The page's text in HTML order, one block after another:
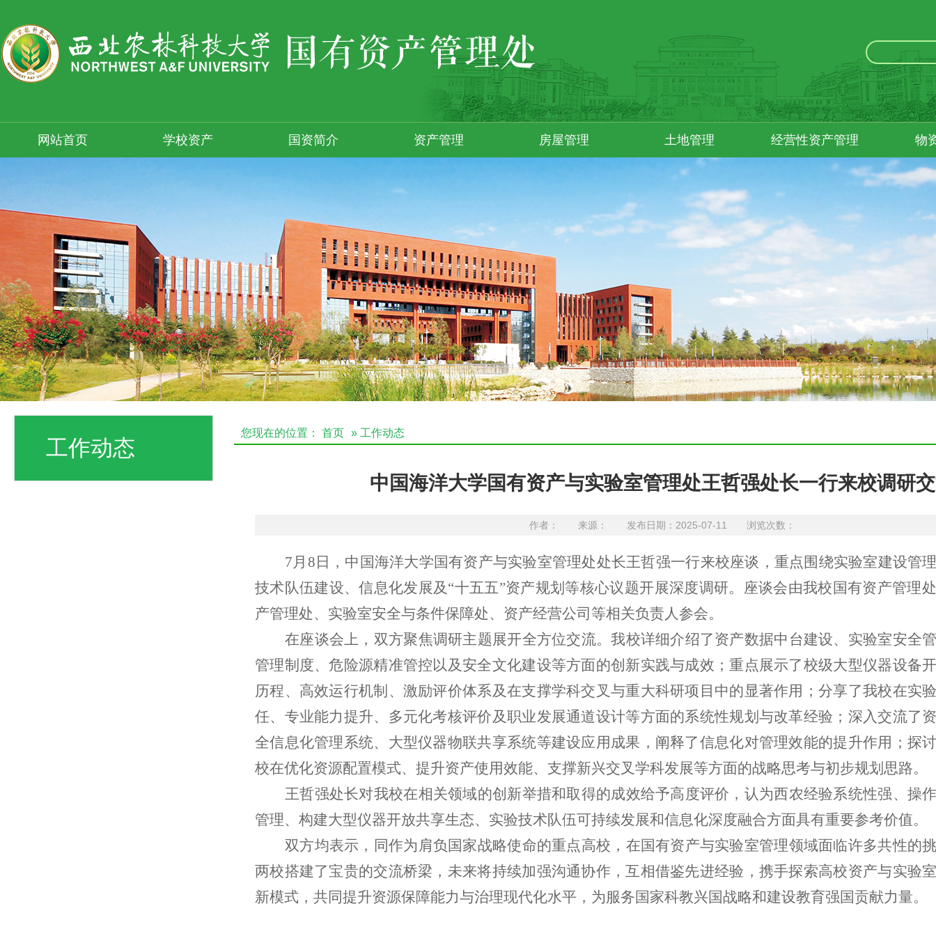
网站首页 学校资产 国资简介 资产管理 房屋管理 土地管理 经营性资产管理 物
工作动态
您现在的位置： 首页 » 工作动态
中国海洋大学国有资产与实验室管理处王哲强处长一行来校调研
作者： 来源： 发布日期：2025-07-11 浏览次数：
7月8日，中国海洋大学国有资产与实验室管理处处长王哲强一行来校座谈，重点围绕实验室建设管
技术队伍建设、信息化发展及“十五五”资产规划等核心议题开展深度调研。座谈会由我校国有资产管理
产管理处、实验室安全与条件保障处、资产经营公司等相关负责人参会。
在座谈会上，双方聚焦调研主题展开全方位交流。我校详细介绍了资产数据中台建设、实验室安全
管理制度、危险源精准管控以及安全文化建设等方面的创新实践与成效；重点展示了校级大型仪器设备
历程、高效运行机制、激励评价体系及在支撑学科交叉与重大科研项目中的显著作用；分享了我校在实
任、专业能力提升、多元化考核评价及职业发展通道设计等方面的系统性规划与改革经验；深入交流了
全信息化管理系统、大型仪器物联共享系统等建设应用成果，阐释了信息化对管理效能的提升作用；探
校在优化资源配置模式、提升资产使用效能、支撑新兴交叉学科发展等方面的战略思考与初步规划思路。
王哲强处长对我校在相关领域的创新举措和取得的成效给予高度评价，认为西农经验系统性强、操
管理、构建大型仪器开放共享生态、实验技术队伍可持续发展和信息化深度融合方面具有重要参考价值。
双方均表示，同作为肩负国家战略使命的重点高校，在国有资产与实验室管理领域面临许多共性的
两校搭建了宝贵的交流桥梁，未来将持续加强沟通协作，互相借鉴先进经验，携手探索高校资产与实验
新模式，共同提升资源保障能力与治理现代化水平，为服务国家科教兴国战略和建设教育强国贡献力量。